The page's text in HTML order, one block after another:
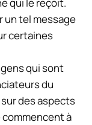
un tel message
certaines
qui sont
du
des aspects
à